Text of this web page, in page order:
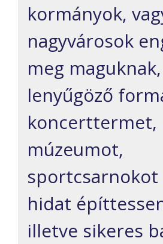
kormányok,
nagyvárosok
meg
lenyűgöző
koncerttermet,
múzeumot,
sportcsarnokot
hidat
illetve sikeres